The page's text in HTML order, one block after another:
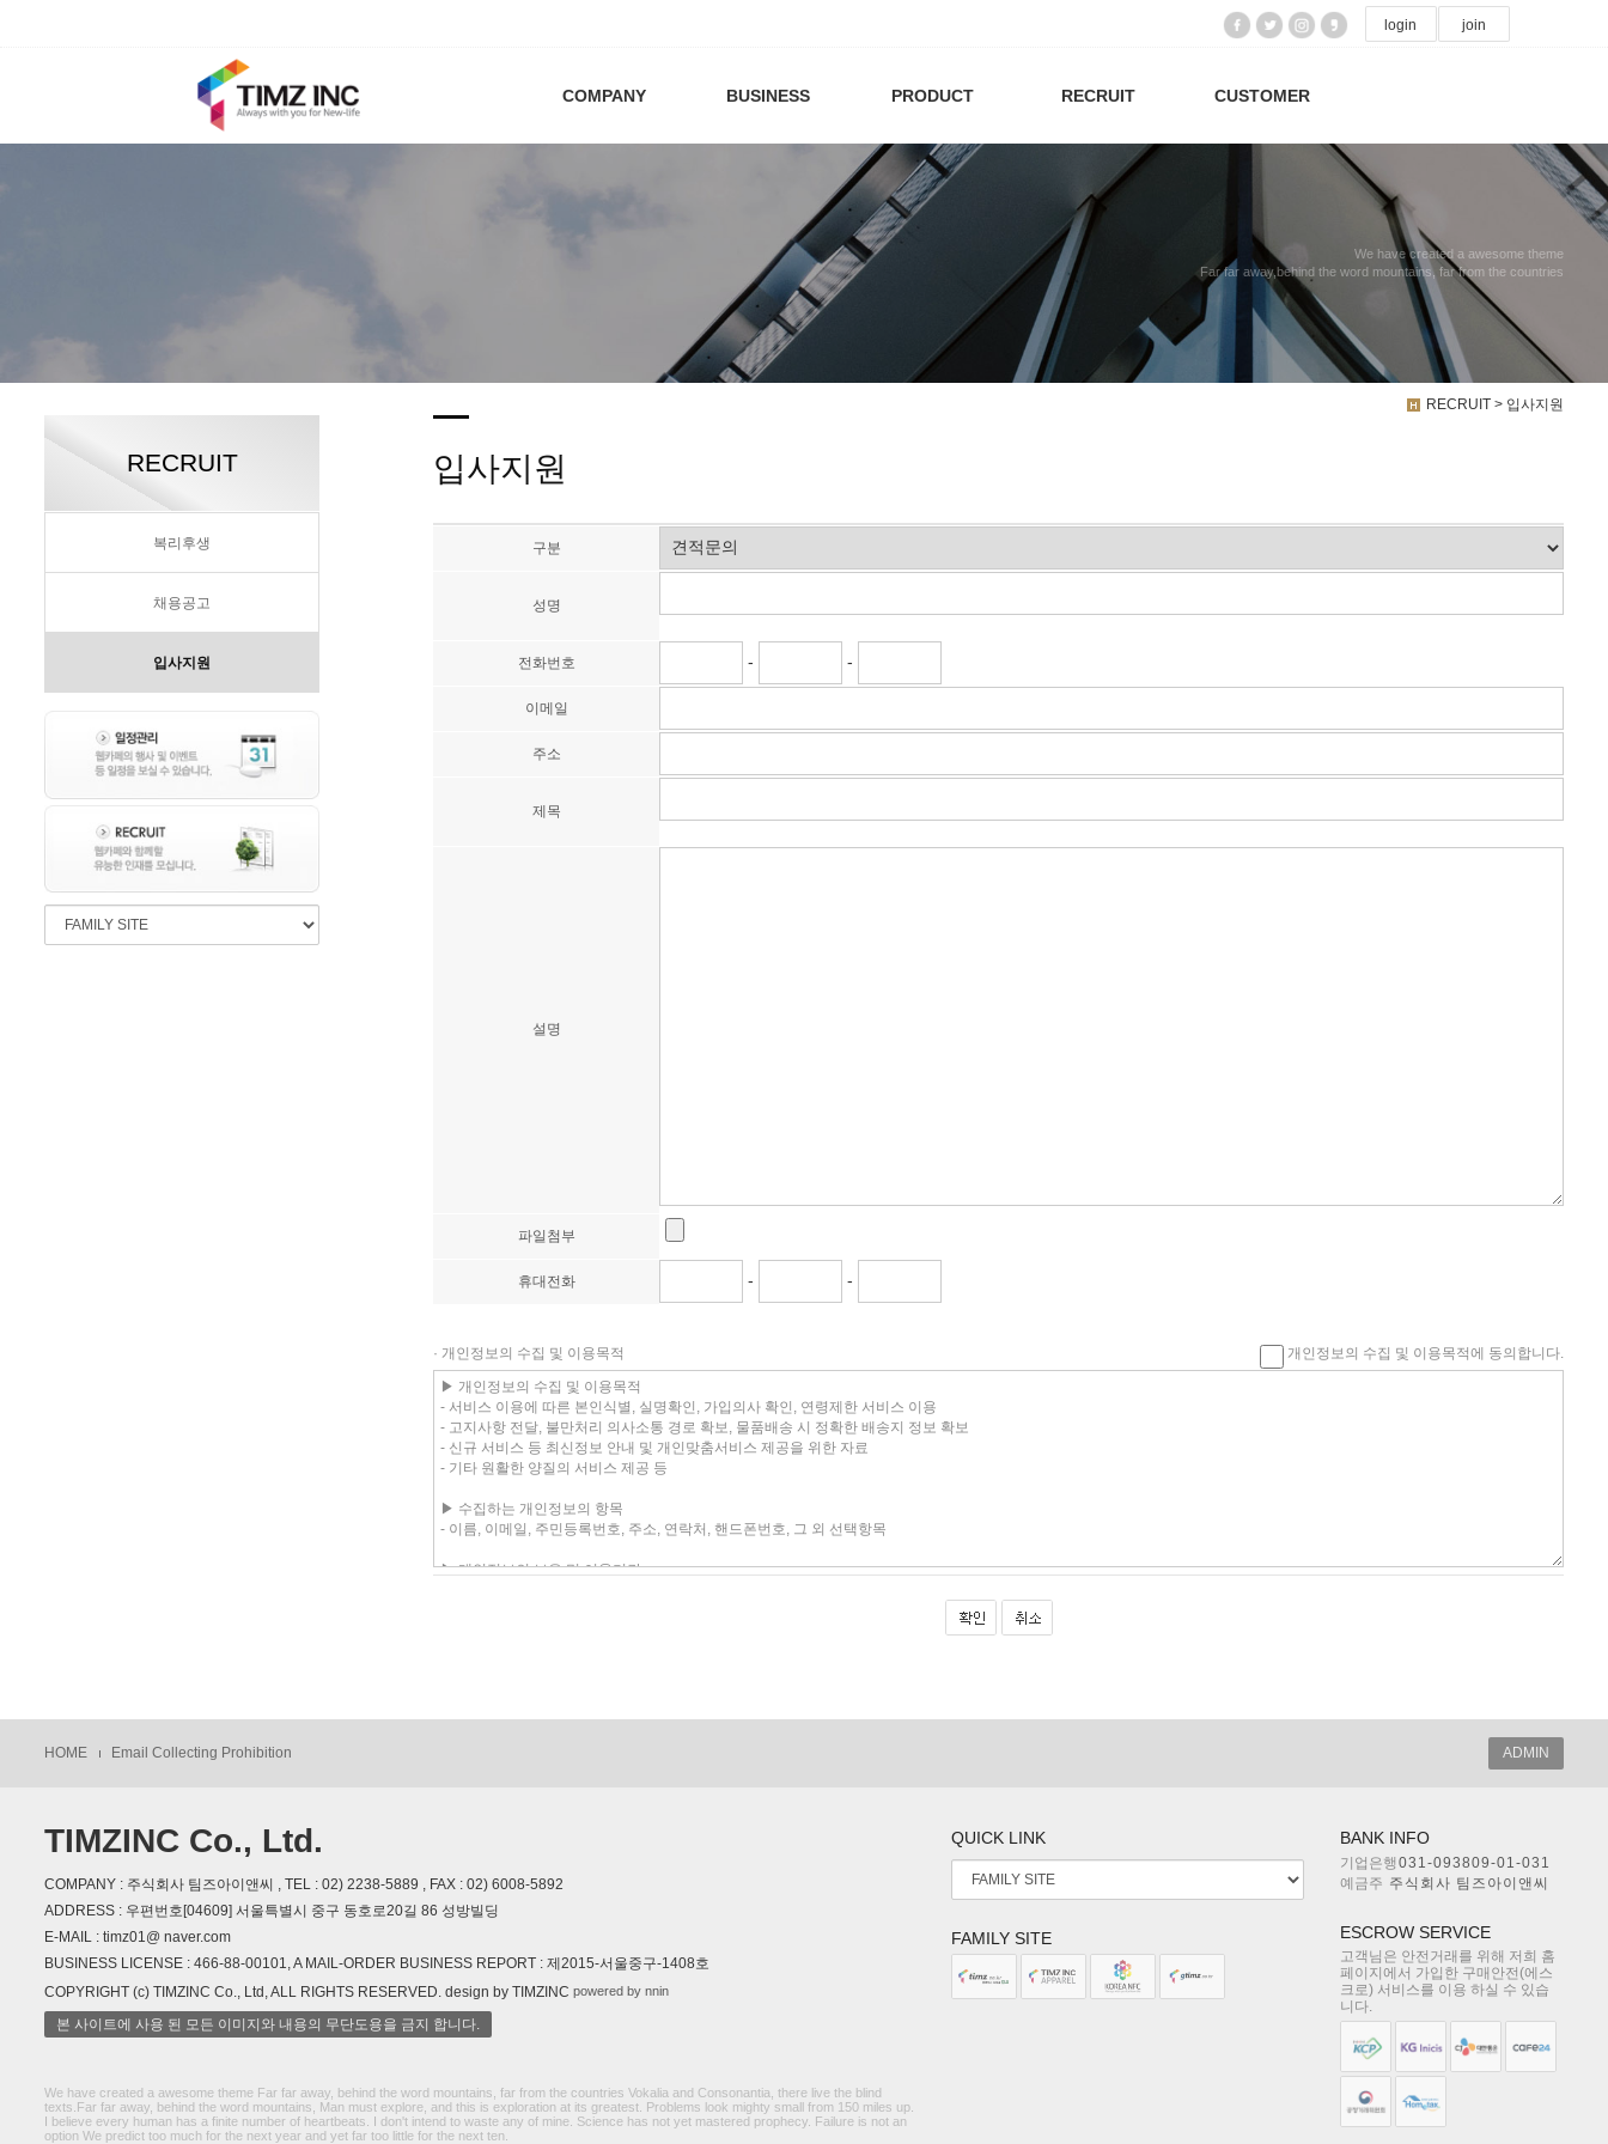
login join
COMPANY BUSINESS PRODUCT RECRUIT CUSTOMER
We have created a awesome theme
Far far away,behind the word mountains, far from the countries
RECRUIT > 입사지원
RECRUIT
복리후생
채용공고
입사지원
입사지원
구분
성명
전화번호 - -
이메일
주소
제목
설명
파일첨부
휴대전화 - -
· 개인정보의 수집 및 이용목적 개인정보의 수집 및 이용목적에 동의합니다.
HOME Email Collecting Prohibition ADMIN
TIMZINC Co., Ltd.
COMPANY : 주식회사 팀즈아이앤씨 , TEL : 02) 2238-5889 , FAX : 02) 6008-5892
ADDRESS : 우편번호[04609] 서울특별시 중구 동호로20길 86 성방빌딩
E-MAIL : timz01@ naver.com
BUSINESS LICENSE : 466-88-00101, A MAIL-ORDER BUSINESS REPORT : 제2015-서울중구-1408호
COPYRIGHT (c) TIMZINC Co., Ltd, ALL RIGHTS RESERVED. design by TIMZINC powered by nnin
본 사이트에 사용 된 모든 이미지와 내용의 무단도용을 금지 합니다.
We have created a awesome theme Far far away, behind the word mountains, far from the countries Vokalia and Consonantia, there live the blind
texts.Far far away, behind the word mountains, Man must explore, and this is exploration at its greatest. Problems look mighty small from 150 miles up.
I believe every human has a finite number of heartbeats. I don't intend to waste any of mine. Science has not yet mastered prophecy. Failure is not an
option We predict too much for the next year and yet far too little for the next ten.
QUICK LINK
FAMILY SITE
BANK INFO
기업은행031-093809-01-031
예금주 주식회사 팀즈아이앤씨
ESCROW SERVICE
고객님은 안전거래를 위해 저희 홈
페이지에서 가입한 구매안전(에스
크로) 서비스를 이용 하실 수 있습
니다.